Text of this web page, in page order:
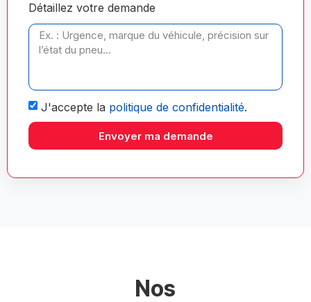
Détaillez votre demande
J'accepte la politique de confidentialité.
Envoyer ma demande
Nos